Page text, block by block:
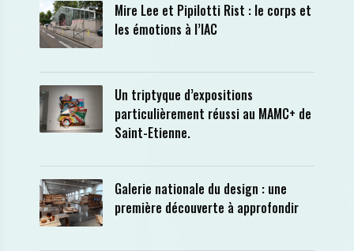
Mire Lee et Pipilotti Rist : le corps et
les émotions à l’IAC
Un triptyque d’expositions
particulièrement réussi au MAMC+ de
Saint-Etienne.
Galerie nationale du design : une
première découverte à approfondir